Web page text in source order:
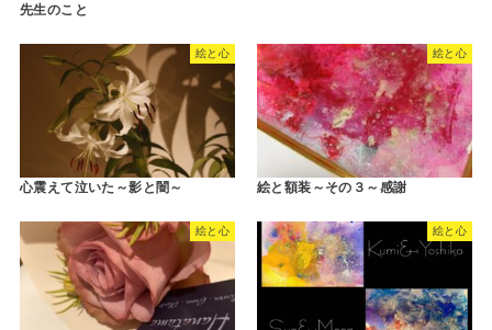
先生のこと
絵と心
心震えて泣いた～影と闇～
絵と心
絵と額装～その３～感謝
絵と心 絵と心